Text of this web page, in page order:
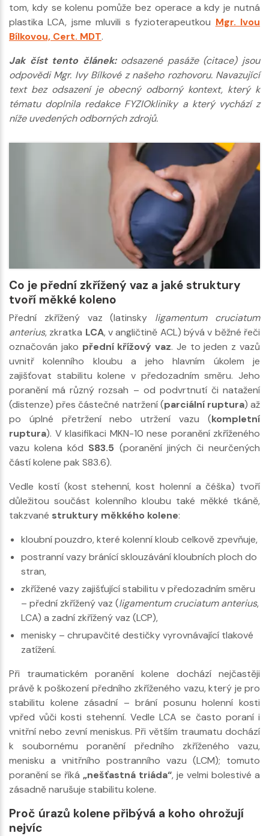
tom, kdy se kolenu pomůže bez operace a kdy je nutná
plastika LCA, jsme mluvili s fyzioterapeutkou Mgr. Ivou
Bílkovou, Cert. MDT.
Jak číst tento článek:odsazené pasáže (citace) jsou
odpovědi Mgr. Ivy Bílkové z našeho rozhovoru. Navazující
text bez odsazení je obecný odborný kontext, který k
tématu doplnila redakce FYZIOkliniky a který vychází z
níže uvedených odborných zdrojů.
Co je přední zkřížený vaz a jaké struktury
tvoří měkké koleno
Přední zkřížený vaz (latinsky ligamentum cruciatum
anterius, zkratka LCA, v angličtině ACL) bývá v běžné řeči
označován jako přední křížový vaz. Je to jeden z vazů
uvnitř kolenního kloubu a jeho hlavním úkolem je
zajišťovat stabilitu kolene v předozadním směru. Jeho
poranění má různý rozsah – od podvrtnutí či natažení
(distenze) přes částečné natržení (parciální ruptura) až
po úplné přetržení nebo utržení vazu (kompletní
ruptura). V klasifikaci MKN-10 nese poranění zkříženého
vazu kolena kód S83.5 (poranění jiných či neurčených
částí kolene pak S83.6).
Vedle kostí (kost stehenní, kost holenní a čéška) tvoří
důležitou součást kolenního kloubu také měkké tkáně,
takzvané struktury měkkého kolene:
kloubní pouzdro, které kolenní kloub celkově zpevňuje,
postranní vazy bránící sklouzávání kloubních ploch do
stran,
zkřížené vazy zajišťující stabilitu v předozadním směru
– přední zkřížený vaz (ligamentum cruciatum anterius,
LCA) a zadní zkřížený vaz (LCP),
menisky – chrupavčité destičky vyrovnávající tlakové
zatížení.
Při traumatickém poranění kolene dochází nejčastěji
právě k poškození předního zkříženého vazu, který je pro
stabilitu kolene zásadní – brání posunu holenní kosti
vpřed vůči kosti stehenní. Vedle LCA se často poraní i
vnitřní nebo zevní meniskus. Při větším traumatu dochází
k soubornému poranění předního zkříženého vazu,
menisku a vnitřního postranního vazu (LCM); tomuto
poranění se říká „nešťastná triáda“, je velmi bolestivé a
zásadně narušuje stabilitu kolene.
Proč úrazů kolene přibývá a koho ohrožují
nejvíc